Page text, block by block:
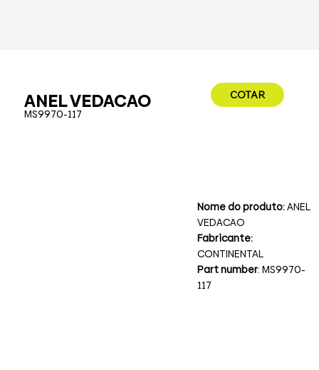
ANEL VEDACAO
MS9970-117
COTAR
Nome do produto:ANEL
VEDACAO
Fabricante:
CONTINENTAL
Part number: MS9970-
117